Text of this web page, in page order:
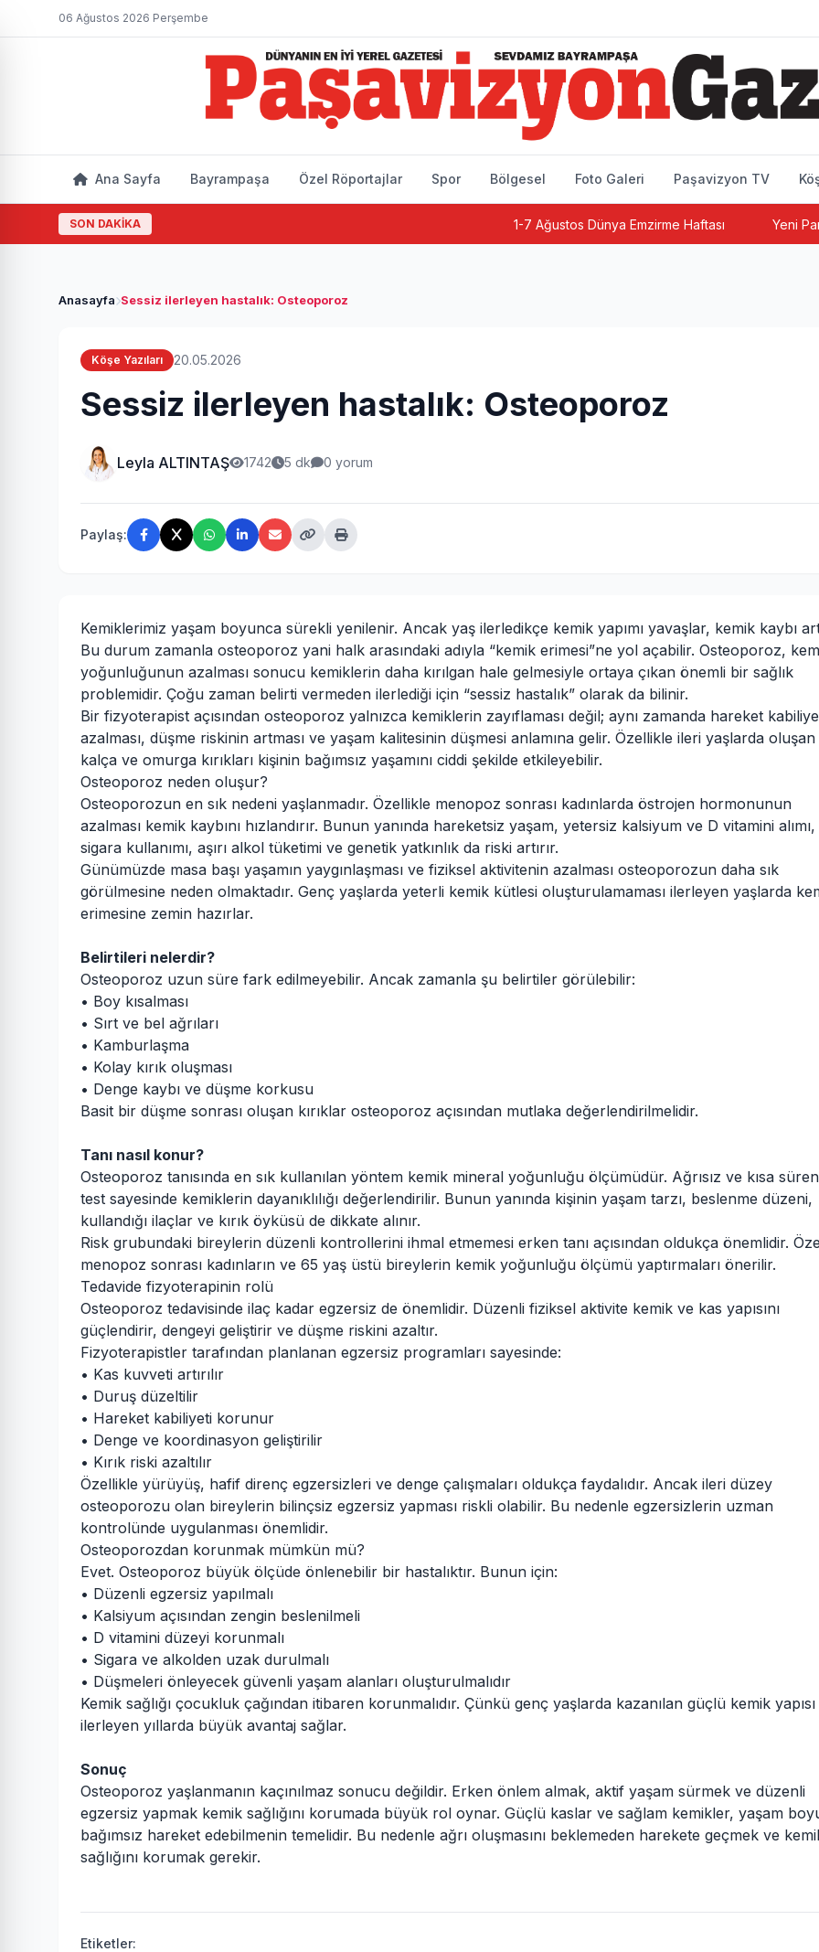
06 Ağustos 2026 Perşembe
Ana Sayfa Bayrampaşa Özel Röportajlar Spor Bölgesel Foto Galeri Paşavizyon TV
SON DAKİKA 1-7 Ağustos Dünya Emzirme Haftası Yeni Parti
Anasayfa Sessiz ilerleyen hastalık: Osteoporoz
Köşe Yazıları 20.05.2026
Sessiz ilerleyen hastalık: Osteoporoz
Leyla ALTINTAŞ 1742 5 dk 0 yorum
Paylaş:
Kemiklerimiz yaşam boyunca sürekli yenilenir. Ancak yaş ilerledikçe kemik yapımı yavaşlar, kemik kaybı
Bu durum zamanla osteoporoz yani halk arasındaki adıyla “kemik erimesi”ne yol açabilir. Osteoporoz,
yoğunluğunun azalması sonucu kemiklerin daha kırılgan hale gelmesiyle ortaya çıkan önemli bir sağlık
problemidir. Çoğu zaman belirti vermeden ilerlediği için “sessiz hastalık” olarak da bilinir.
Bir fizyoterapist açısından osteoporoz yalnızca kemiklerin zayıflaması değil; aynı zamanda hareket
azalması, düşme riskinin artması ve yaşam kalitesinin düşmesi anlamına gelir. Özellikle ileri yaşlarda oluşan
kalça ve omurga kırıkları kişinin bağımsız yaşamını ciddi şekilde etkileyebilir.
Osteoporoz neden oluşur?
Osteoporozun en sık nedeni yaşlanmadır. Özellikle menopoz sonrası kadınlarda östrojen hormonunun
azalması kemik kaybını hızlandırır. Bunun yanında hareketsiz yaşam, yetersiz kalsiyum ve D vitamini alımı,
sigara kullanımı, aşırı alkol tüketimi ve genetik yatkınlık da riski artırır.
Günümüzde masa başı yaşamın yaygınlaşması ve fiziksel aktivitenin azalması osteoporozun daha sık
görülmesine neden olmaktadır. Genç yaşlarda yeterli kemik kütlesi oluşturulamaması ilerleyen yaşlarda
erimesine zemin hazırlar.
Belirtileri nelerdir?
Osteoporoz uzun süre fark edilmeyebilir. Ancak zamanla şu belirtiler görülebilir:
• Boy kısalması
• Sırt ve bel ağrıları
• Kamburlaşma
• Kolay kırık oluşması
• Denge kaybı ve düşme korkusu
Basit bir düşme sonrası oluşan kırıklar osteoporoz açısından mutlaka değerlendirilmelidir.
Tanı nasıl konur?
Osteoporoz tanısında en sık kullanılan yöntem kemik mineral yoğunluğu ölçümüdür. Ağrısız ve kısa
test sayesinde kemiklerin dayanıklılığı değerlendirilir. Bunun yanında kişinin yaşam tarzı, beslenme düzeni,
kullandığı ilaçlar ve kırık öyküsü de dikkate alınır.
Risk grubundaki bireylerin düzenli kontrollerini ihmal etmemesi erken tanı açısından oldukça önemlidir.
menopoz sonrası kadınların ve 65 yaş üstü bireylerin kemik yoğunluğu ölçümü yaptırmaları önerilir.
Tedavide fizyoterapinin rolü
Osteoporoz tedavisinde ilaç kadar egzersiz de önemlidir. Düzenli fiziksel aktivite kemik ve kas yapısını
güçlendirir, dengeyi geliştirir ve düşme riskini azaltır.
Fizyoterapistler tarafından planlanan egzersiz programları sayesinde:
• Kas kuvveti artırılır
• Duruş düzeltilir
• Hareket kabiliyeti korunur
• Denge ve koordinasyon geliştirilir
• Kırık riski azaltılır
Özellikle yürüyüş, hafif direnç egzersizleri ve denge çalışmaları oldukça faydalıdır. Ancak ileri düzey
osteoporozu olan bireylerin bilinçsiz egzersiz yapması riskli olabilir. Bu nedenle egzersizlerin uzman
kontrolünde uygulanması önemlidir.
Osteoporozdan korunmak mümkün mü?
Evet. Osteoporoz büyük ölçüde önlenebilir bir hastalıktır. Bunun için:
• Düzenli egzersiz yapılmalı
• Kalsiyum açısından zengin beslenilmeli
• D vitamini düzeyi korunmalı
• Sigara ve alkolden uzak durulmalı
• Düşmeleri önleyecek güvenli yaşam alanları oluşturulmalıdır
Kemik sağlığı çocukluk çağından itibaren korunmalıdır. Çünkü genç yaşlarda kazanılan güçlü kemik yapısı
ilerleyen yıllarda büyük avantaj sağlar.
Sonuç
Osteoporoz yaşlanmanın kaçınılmaz sonucu değildir. Erken önlem almak, aktif yaşam sürmek ve düzenli
egzersiz yapmak kemik sağlığını korumada büyük rol oynar. Güçlü kaslar ve sağlam kemikler, yaşam
bağımsız hareket edebilmenin temelidir. Bu nedenle ağrı oluşmasını beklemeden harekete geçmek ve
sağlığını korumak gerekir.
Etiketler: